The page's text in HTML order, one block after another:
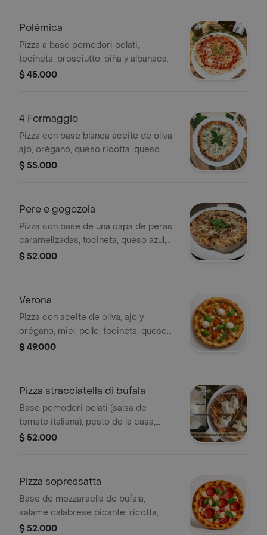
Polémica
Pizza a base pomodori pelati,
tocineta, prosciutto, piña y albahaca.
$ 45.000
4 Formaggio
Pizza con base blanca aceite de oliva,
ajo, orégano, queso ricotta, queso
azul, mozzarella de búfala, queso
$ 55.000
Pere e gogozola
Pizza con base de una capa de peras
caramelizadas, tocineta, queso azul,
albahaca, mozzarella de búfala,
$ 52.000
Verona
Pizza con aceite de oliva, ajo y
orégano, miel, pollo, tocineta, queso
feta, tomates cherry, mozzarella de
$ 49.000
Pizza stracciatella di bufala
Base pomodori pelati (salsa de
tomate italiana), pesto de la casa,
mozarella de búfala, almendras,
$ 52.000
Pizza sopressatta
Base de mozzaraella de bufala,
salame calabrese picante, ricotta,
cebolla roja, hot honey y albahaca.
$ 52.000